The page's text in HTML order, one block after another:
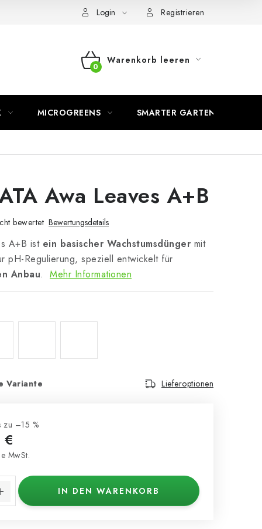
Login Registrieren
WARENKORB
Warenkorb leeren
MICROGREENS SMARTER GARTEN
Awa Leaves A+B
bewertet Bewertungsdetails
A+B ist ein basischer Wachstumsdünger mit
pH-Regulierung, speziell entwickelt für
Anbau. Mehr Informationen
Variante Lieferoptionen
zu –15 %
MwSt.
IN DEN WARENKORB